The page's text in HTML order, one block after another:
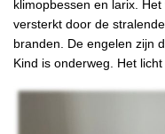
klimopbessen en larix.
versterkt door de
branden. De engelen zijn
Kind is onderweg. Het licht